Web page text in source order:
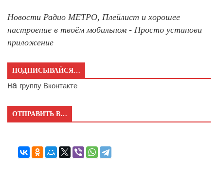
Новости Радио МЕТРО, Плейлист и хорошее
настроение в твоём мобильном - Просто установи
приложение
ПОДПИСЫВАЙСЯ…
на группу Вконтакте
ОТПРАВИТЬ В…